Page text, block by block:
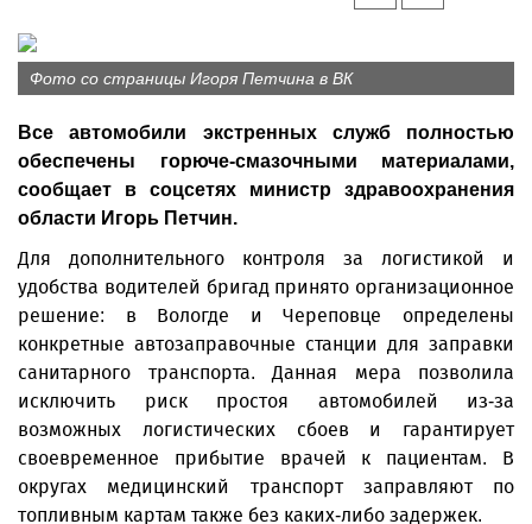
Фото со страницы Игоря Петчина в ВК
Все автомобили экстренных служб полностью
обеспечены горюче-смазочными материалами,
сообщает в соцсетях министр здравоохранения
области Игорь Петчин.
Для дополнительного контроля за логистикой и
удобства водителей бригад принято организационное
решение: в Вологде и Череповце определены
конкретные автозаправочные станции для заправки
санитарного транспорта. Данная мера позволила
исключить риск простоя автомобилей из-за
возможных логистических сбоев и гарантирует
своевременное прибытие врачей к пациентам. В
округах медицинский транспорт заправляют по
топливным картам также без каких-либо задержек.